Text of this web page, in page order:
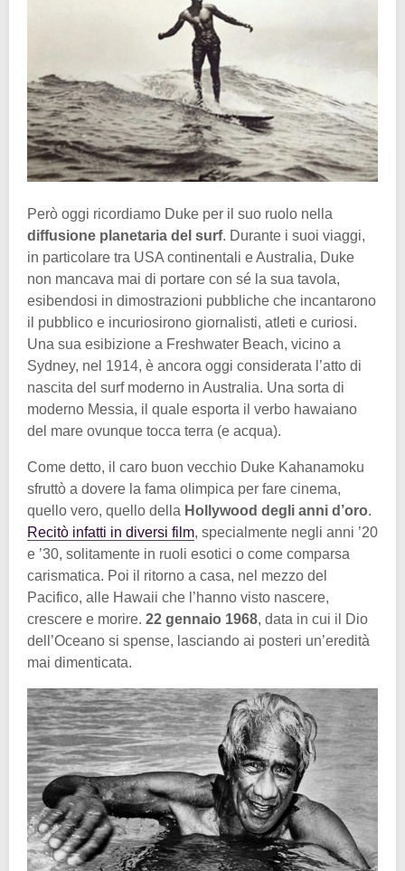
Però oggi ricordiamo Duke per il suo ruolo nella
diffusione planetaria del surf. Durante i suoi viaggi,
in particolare tra USA continentali e Australia, Duke
non mancava mai di portare con sé la sua tavola,
esibendosi in dimostrazioni pubbliche che incantarono
il pubblico e incuriosirono giornalisti, atleti e curiosi.
Una sua esibizione a Freshwater Beach, vicino a
Sydney, nel 1914, è ancora oggi considerata l’atto di
nascita del surf moderno in Australia. Una sorta di
moderno Messia, il quale esporta il verbo hawaiano
del mare ovunque tocca terra (e acqua).
Come detto, il caro buon vecchio Duke Kahanamoku
sfruttò a dovere la fama olimpica per fare cinema,
quello vero, quello della Hollywood degli anni d’oro.
Recitò infatti in diversi film, specialmente negli anni ’20
e ’30, solitamente in ruoli esotici o come comparsa
carismatica. Poi il ritorno a casa, nel mezzo del
Pacifico, alle Hawaii che l’hanno visto nascere,
crescere e morire. 22 gennaio 1968, data in cui il Dio
dell’Oceano si spense, lasciando ai posteri un’eredità
mai dimenticata.